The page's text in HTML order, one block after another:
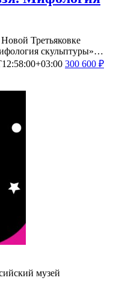
Третьяковке
скульптуры»…
300 600 ₽
музей